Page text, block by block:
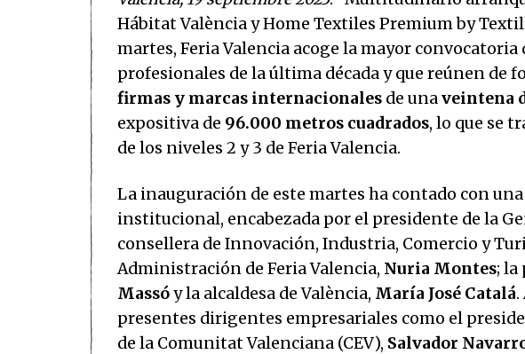
Hábitat València y Home Textiles Premium by
martes, Feria Valencia acoge la mayor convocatoria
profesionales de la última década y que reúnen de
firmas y marcas internacionales de unaveintena
expositiva de 96.000 metros cuadrados, lo que se
de los niveles 2 y 3 de Feria Valencia.
La inauguración de este martes ha contado con
institucional, encabezada por el presidente de la
consellera de Innovación, Industria, Comercio y
Administración de Feria Valencia, Nuria Montes; la
Massóy la alcaldesa de València, María José Catalá.
presentes dirigentes empresariales como el
de la Comunitat Valenciana (CEV), Salvador